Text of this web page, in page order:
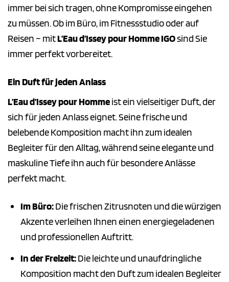
immer bei sich tragen, ohne Kompromisse eingehen
zu müssen. Ob im Büro, im Fitnessstudio oder auf
Reisen – mitL’Eau d’Issey pour Homme IGOsind Sie
immer perfekt vorbereitet.
Ein Duft für jeden Anlass
L’Eau d’Issey pour Hommeist ein vielseitiger Duft, der
sich für jeden Anlass eignet. Seine frische und
belebende Komposition macht ihn zum idealen
Begleiter für den Alltag, während seine elegante und
maskuline Tiefe ihn auch für besondere Anlässe
perfekt macht.
Im Büro:Die frischen Zitrusnoten und die würzigen
Akzente verleihen Ihnen einen energiegeladenen
und professionellen Auftritt.
In der Freizeit:Die leichte und unaufdringliche
Komposition macht den Duft zum idealen Begleiter